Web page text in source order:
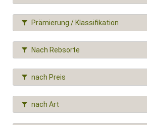
Prämierung / Klassifikation
Nach Rebsorte
nach Preis
nach Art